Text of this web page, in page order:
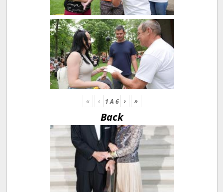
« ‹ 1A 6 › »
Back